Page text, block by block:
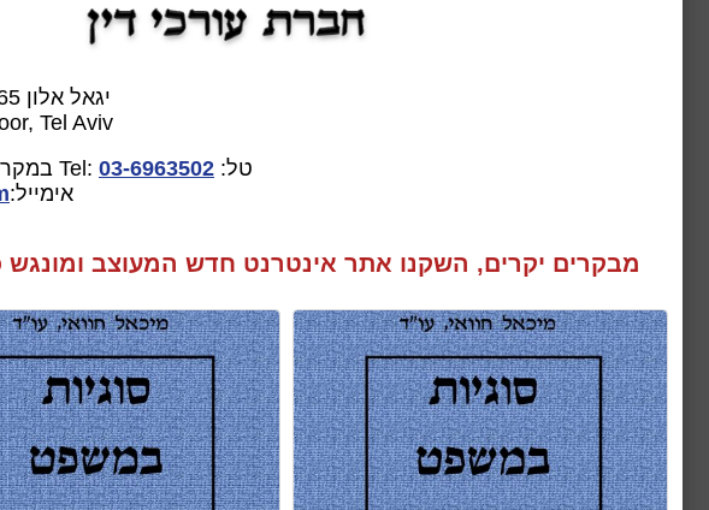
יגאל אלון 65, מגדל טויוטה, קומה 23, תל-אביב
Tel Aviv
טל: 03-6963502
Tel:
אימייל:E-mail:
מבקרים יקרים, השקנו אתר אינטרנט חדש המעוצב ומונגש